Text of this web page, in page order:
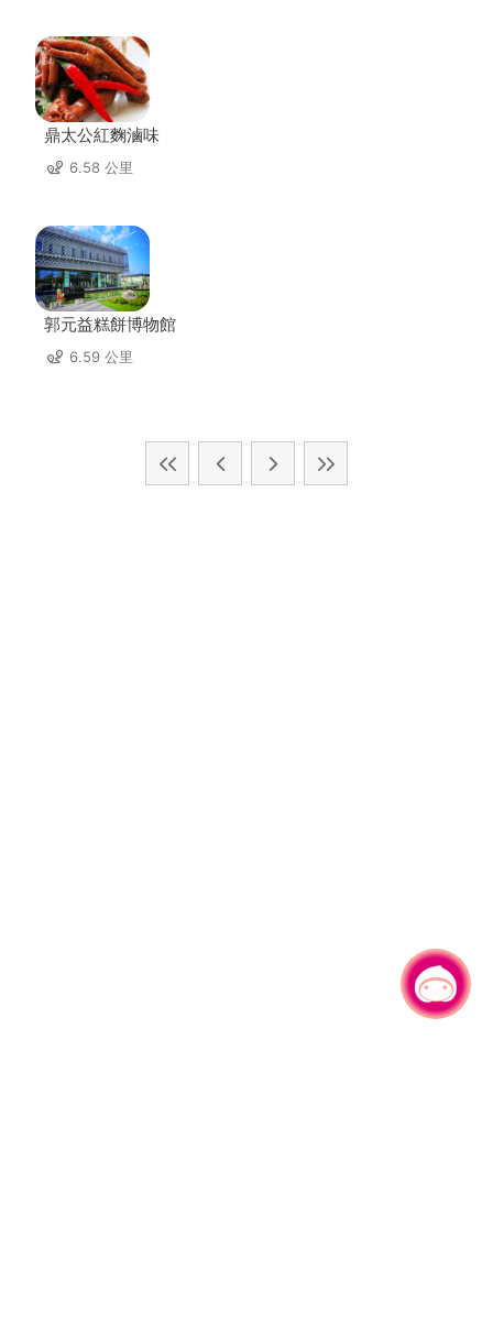
鼎太公紅麴滷味
6.58 公里
郭元益糕餅博物館
6.59 公里